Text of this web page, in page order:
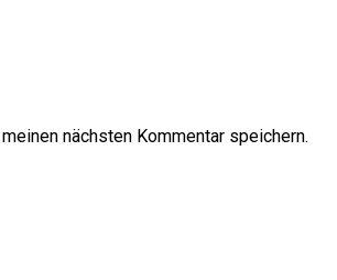
nächsten Kommentar speichern.